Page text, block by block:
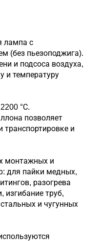
лампа с
(без пьезоподжига).
и подсоса воздуха,
и температуру
°С.
позволяет
транспортировке и
монтажных и
для пайки медных,
разогрева
изгибание труб,
и чугунных